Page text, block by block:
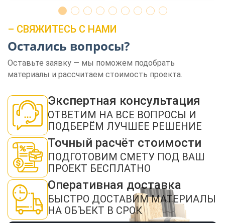
– СВЯЖИТЕСЬ С НАМИ
Остались вопросы?
Оставьте заявку — мы поможем подобрать
материалы и рассчитаем стоимость проекта.
Экспертная консультация
ОТВЕТИМ НА ВСЕ ВОПРОСЫ И
ПОДБЕРЁМ ЛУЧШЕЕ РЕШЕНИЕ
Точный расчёт стоимости
ПОДГОТОВИМ СМЕТУ ПОД ВАШ
ПРОЕКТ БЕСПЛАТНО
Оперативная доставка
БЫСТРО ДОСТАВИМ МАТЕРИАЛЫ
НА ОБЪЕКТ В СРОК
ЗАКАЗАТЬ ЗВОНОК
Нажимая кнопку "Отправить", я даю своё согласие на обработку моих
персональных данных в соответствии с ФЗ от 27.07.2006 № 152-ФЗ "О
персональных данных", на условиях и для целей, определенных в
конфиденциальности
ОТПРАВИТЬ